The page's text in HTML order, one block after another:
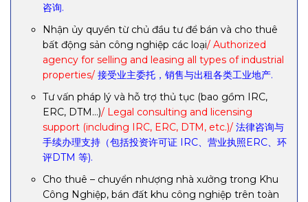
咨询.
Nhận ủy quyền từ chủ đầu tư để bán và cho thuê
bất động sản công nghiệp các loại/ Authorized
agency for selling and leasing all types of industrial
properties/ 接受业主委托，销售与出租各类工业地产.
Tư vấn pháp lý và hỗ trợ thủ tục (bao gồm IRC,
ERC, DTM…)/ Legal consulting and licensing
support (including IRC, ERC, DTM, etc.)/ 法律咨询与
手续办理支持（包括投资许可证 IRC、营业执照ERC、环
评DTM 等).
Cho thuê – chuyển nhượng nhà xưởng trong Khu
Công Nghiệp, bán đất khu công nghiệp trên toàn